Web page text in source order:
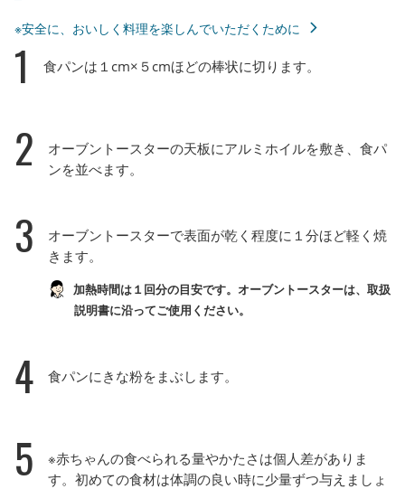
※安全に、おいしく料理を楽しんでいただくために
1 食パンは１cm×５cmほどの棒状に切ります。
2
オーブントースターの天板にアルミホイルを敷き、食パ
ンを並べます。
3
オーブントースターで表面が乾く程度に１分ほど軽く焼
きます。
加熱時間は１回分の目安です。オーブントースターは、取扱
説明書に沿ってご使用ください。
4 食パンにきな粉をまぶします。
5
※赤ちゃんの食べられる量やかたさは個人差がありま
す。初めての食材は体調の良い時に少量ずつ与えましょ